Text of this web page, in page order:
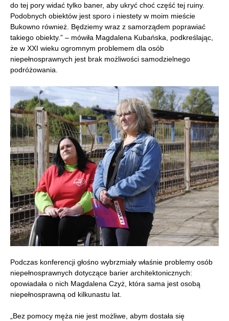
do tej pory widać tylko baner, aby ukryć choć część tej ruiny.
Podobnych obiektów jest sporo i niestety w moim mieście
Bukowno również. Będziemy wraz z samorządem poprawiać
takiego obiekty.” – mówiła Magdalena Kubańska, podkreślając,
że w XXI wieku ogromnym problemem dla osób
niepełnosprawnych jest brak możliwości samodzielnego
podróżowania.
Podczas konferencji głośno wybrzmiały właśnie problemy osób
niepełnosprawnych dotyczące barier architektonicznych:
opowiadała o nich Magdalena Czyż, która sama jest osobą
niepełnosprawną od kilkunastu lat.
„Bez pomocy męża nie jest możliwe, abym dostała się